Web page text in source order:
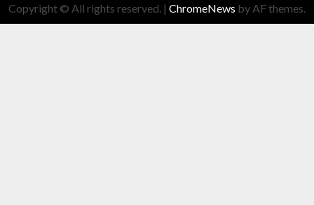
Copyright © All rights reserved. | ChromeNews by AF themes.